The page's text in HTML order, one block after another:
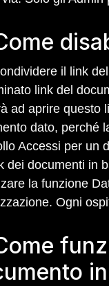
il link
link del
ad aprire questo
dato, perché
Accessi per un
dei documenti in
la funzione
Ogni